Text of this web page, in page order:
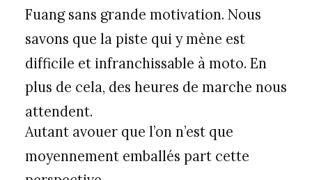
Fuang sans grande motivation. Nous
savons que la piste qui y mène est
difficile et infranchissable à moto. En
plus de cela, des heures de marche nous
attendent.
Autant avouer que l’on n’est que
moyennement emballés part cette